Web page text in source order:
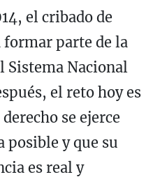
el cribado de
formar parte de la
Sistema Nacional
el reto hoy es
se ejerce
posible y que su
es real y